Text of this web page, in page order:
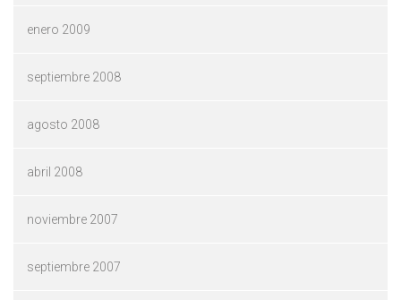
enero 2009
septiembre 2008
agosto 2008
abril 2008
noviembre 2007
septiembre 2007